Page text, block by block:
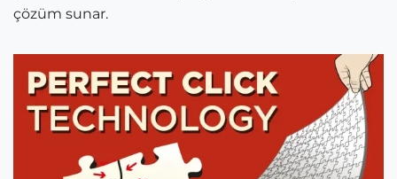
çözüm sunar.